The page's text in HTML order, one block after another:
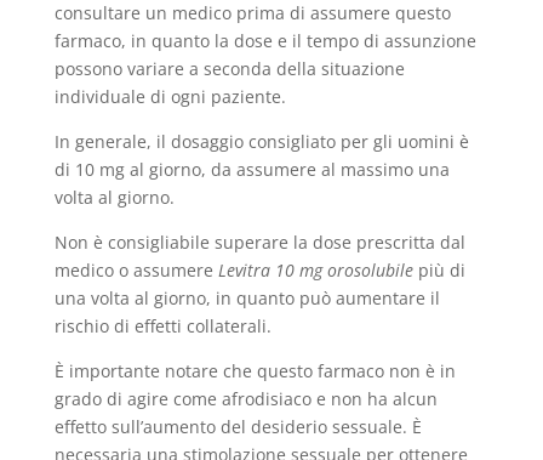
consultare un medico prima di assumere questo
farmaco, in quanto la dose e il tempo di assunzione
possono variare a seconda della situazione
individuale di ogni paziente.
In generale, il dosaggio consigliato per gli uomini è
di 10 mg al giorno, da assumere al massimo una
volta al giorno.
Non è consigliabile superare la dose prescritta dal
medico o assumere Levitra 10 mg orosolubilepiù di
una volta al giorno, in quanto può aumentare il
rischio di effetti collaterali.
È importante notare che questo farmaco non è in
grado di agire come afrodisiaco e non ha alcun
effetto sull’aumento del desiderio sessuale. È
necessaria una stimolazione sessuale per ottenere